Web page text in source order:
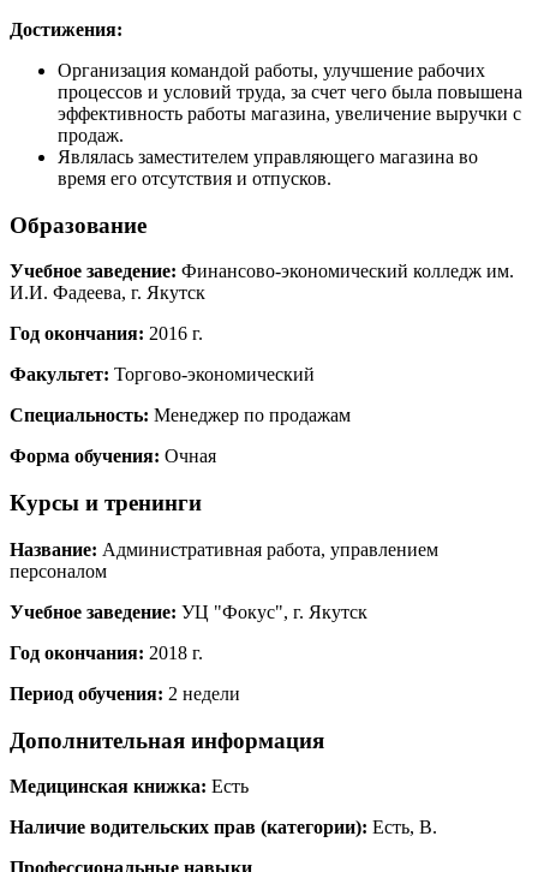
Достижения:
Организация командой работы, улучшение рабочих
процессов и условий труда, за счет чего была повышена
эффективность работы магазина, увеличение выручки с
продаж.
Являлась заместителем управляющего магазина во
время его отсутствия и отпусков.
Образование
Учебное заведение: Финансово-экономический колледж им.
И.И. Фадеева, г. Якутск
Год окончания: 2016 г.
Факультет: Торгово-экономический
Специальность: Менеджер по продажам
Форма обучения: Очная
Курсы и тренинги
Название: Административная работа, управлением
персоналом
Учебное заведение: УЦ "Фокус", г. Якутск
Год окончания: 2018 г.
Период обучения: 2 недели
Дополнительная информация
Медицинская книжка: Есть
Наличие водительских прав (категории): Есть, В.